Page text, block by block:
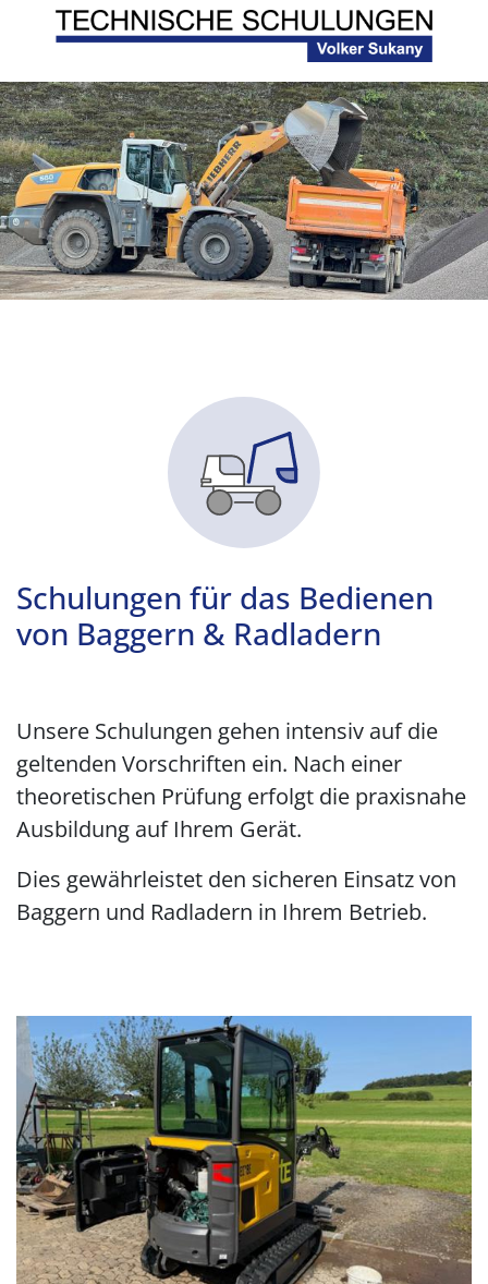
Schulungen für das Bedienen
von Baggern & Radladern
Unsere Schulungen gehen intensiv auf die
geltenden Vorschriften ein. Nach einer
theoretischen Prüfung erfolgt die praxisnahe
Ausbildung auf Ihrem Gerät.
Dies gewährleistet den sicheren Einsatz von
Baggern und Radladern in Ihrem Betrieb.